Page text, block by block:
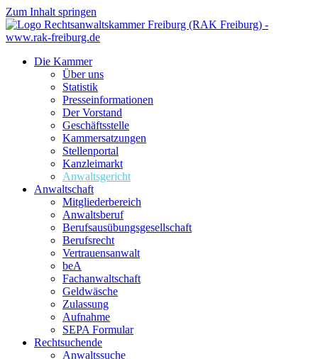
Zum Inhalt springen
Die Kammer
Über uns
Statistik
Presseinformationen
Der Vorstand
Geschäftsstelle
Kammersatzungen
Stellenportal
Kanzleimarkt
Anwaltsgericht
Anwaltschaft
Mitgliederbereich
Anwaltsberuf
Berufsausübungs­gesellschaft
Berufsrecht
Vertrauensanwalt
beA
Fachanwaltschaft
Geldwäsche
Zulassung
Aufnahme
SEPA Formular
Rechtsuchende
Anwaltssuche